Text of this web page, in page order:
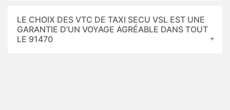
LE CHOIX DES VTC DE TAXI SECU VSL EST UNE
GARANTIE D’UN VOYAGE AGRÉABLE DANS TOUT
LE 91470